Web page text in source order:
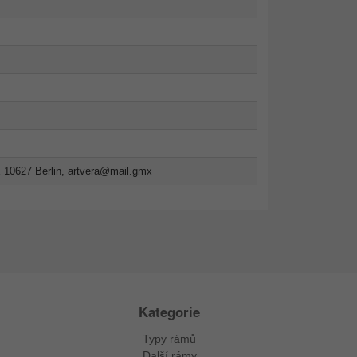
Berlin, artvera@mail.gmx
Kategorie
Typy rámů